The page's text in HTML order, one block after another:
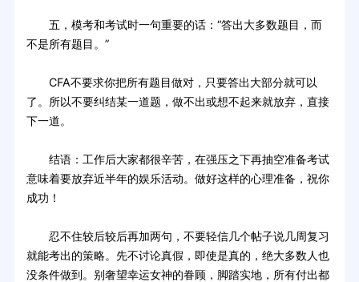
五，模考和考试时一句重要的话：“答出大多数题目，而
不是所有题目。”
CFA不要求你把所有题目做对，只要答出大部分就可以
了。所以不要纠结某一道题，做不出或想不起来就放弃，直接
下一道。
结语：工作后大家都很辛苦，在强压之下再抽空准备考试
意味着要放弃近半年的娱乐活动。做好这样的心理准备，祝你
成功！
忍不住较后较后再加两句，不要轻信几个帖子说几周复习
就能考出的策略。先不讨论真假，即使是真的，绝大多数人也
没条件做到。别奢望幸运女神的眷顾，脚踏实地，所有付出都